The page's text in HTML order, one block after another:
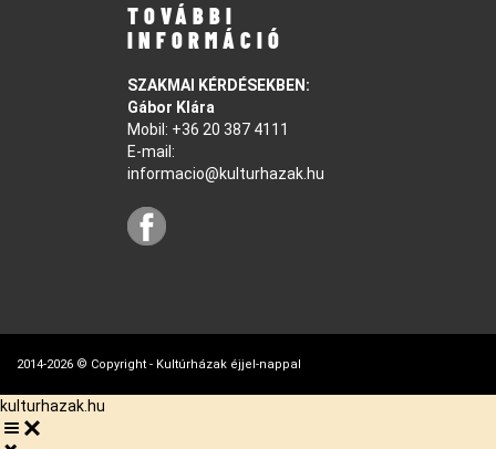
TOVÁBBI
INFORMÁCIÓ
SZAKMAI KÉRDÉSEKBEN:
Gábor Klára
Mobil: +36 20 387 4111
E-mail:
informacio@kulturhazak.hu
2014-2026 © Copyright - Kultúrházak éjjel-nappal
kulturhazak.hu